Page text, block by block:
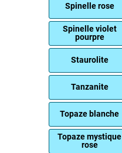
Spinelle rose
Spinelle violet
pourpre
Staurolite
Tanzanite
Topaze blanche
Topaze mystique
rose